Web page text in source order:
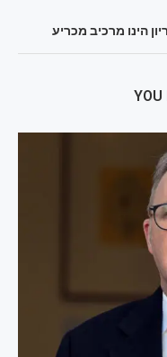
הינו מרכיב מכריע
YOU